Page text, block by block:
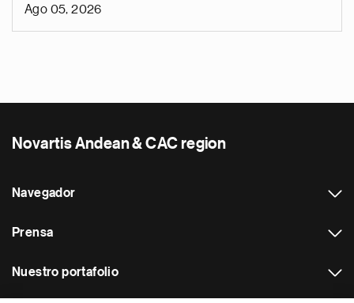
Ago 05, 2026
Novartis Andean & CAC region
Navegador
Prensa
Nuestro portafolio